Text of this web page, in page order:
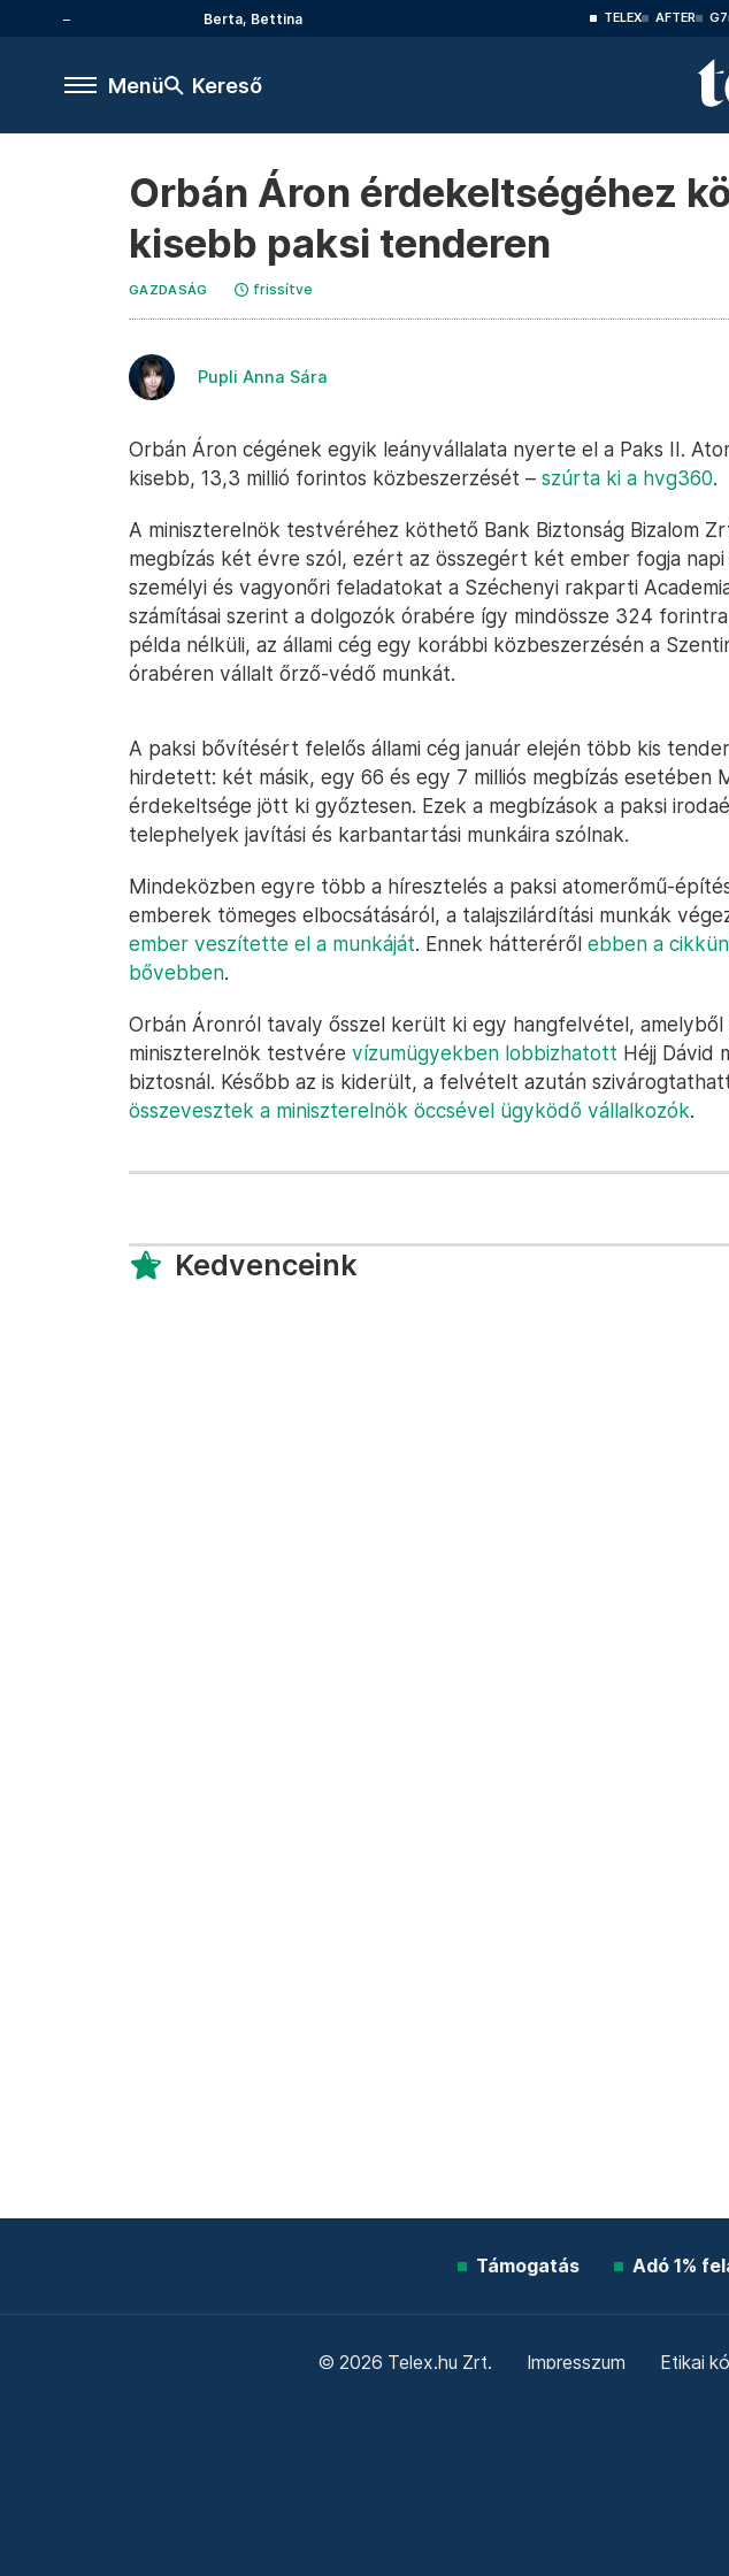
Berta, Bettina TELEX AFTER G7
Menü Kereső
Orbán Áron érdekeltségéhez
kisebb paksi tenderen
GAZDASÁG frissítve
Pupli Anna Sára
Orbán Áron cégének egyik leányvállalata nyerte el a Paks II.
kisebb, 13,3 millió forintos közbeszerzését – szúrta ki a hvg360.
A miniszterelnök testvéréhez köthető Bank Biztonság Bizalom
megbízás két évre szól, ezért az összegért két ember fogja
személyi és vagyonőri feladatokat a Széchenyi rakparti
számításai szerint a dolgozók órabére így mindössze 324
példa nélküli, az állami cég egy korábbi közbeszerzésén a
órabéren vállalt őrző-védő munkát.
A paksi bővítésért felelős állami cég január elején több kis
hirdetett: két másik, egy 66 és egy 7 milliós megbízás esetében
érdekeltsége jött ki győztesen. Ezek a megbízások a paksi
telephelyek javítási és karbantartási munkáira szólnak.
Mindeközben egyre több a híresztelés a paksi atomerőmű-
emberek tömeges elbocsátásáról, a talajszilárdítási munkák
ember veszítette el a munkáját. Ennek hátteréről ebben a
bővebben.
Orbán Áronról tavaly ősszel került ki egy hangfelvétel,
miniszterelnök testvére vízumügyekben lobbizhatott Héjj Dávid
biztosnál. Később az is kiderült, a felvételt azután
összevesztek a miniszterelnök öccsével ügyködő vállalkozók.
Kedvenceink
Támogatás Adó 1%
© 2026 Telex.hu Zrt. Impresszum Etikai